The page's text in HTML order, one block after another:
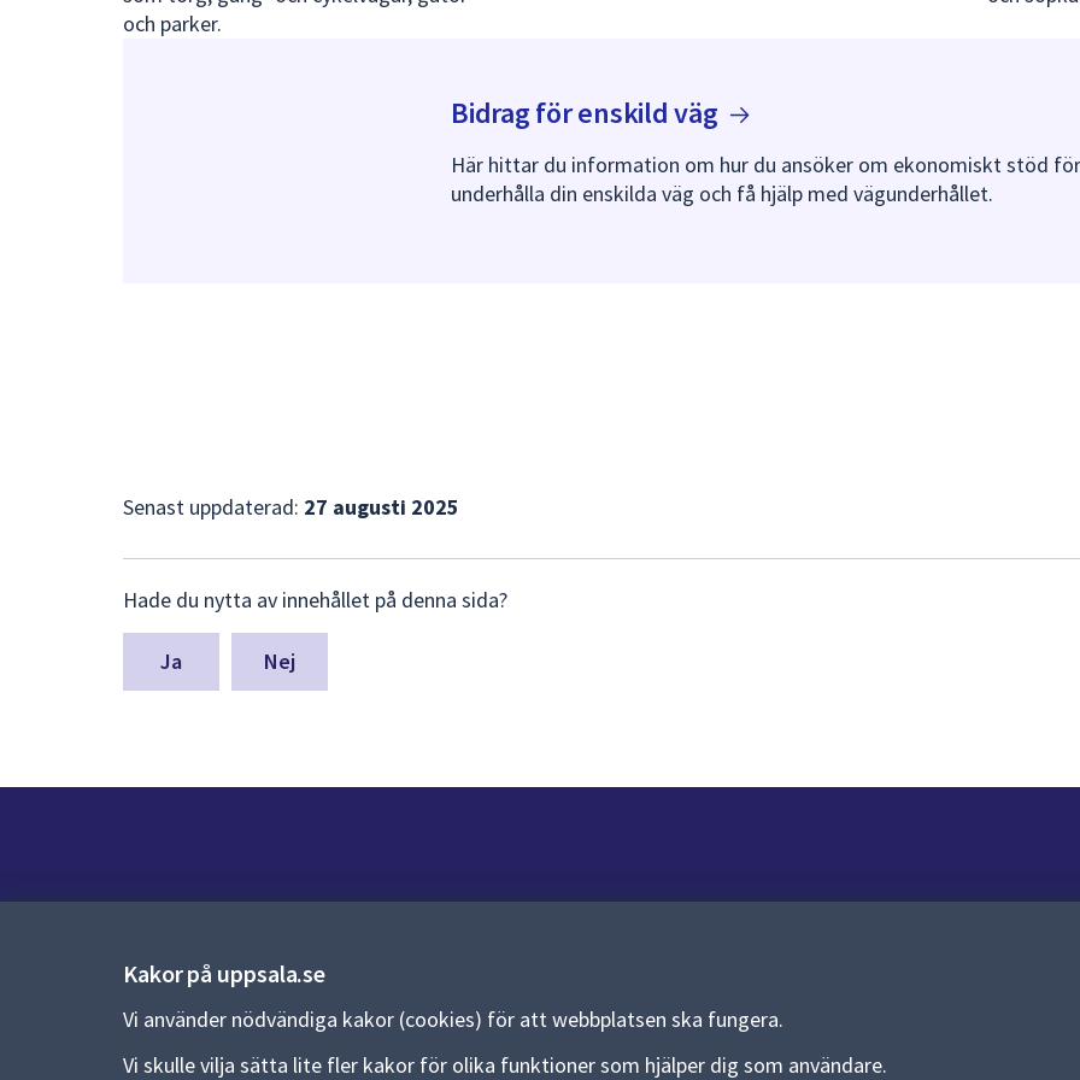
Kakor på uppsala.se
Vi använder nödvändiga kakor (cookies) för att webbplatsen ska fungera.
Vi skulle vilja sätta lite fler kakor för olika funktioner som hjälper dig som användare.
och parker.
Bidrag för enskildväg
Här hittar du information om hur du ansöker om ekonomiskt stöd
underhålla din enskilda väg och få hjälp med vägunderhållet.
Senast uppdaterad: 27 augusti 2025
synpunkter
för
denna
Hade du nytta av innehållet på denna sida?
Nej
Kontaktcenter:018-727 00 00
E-post:uppsala.kommun@uppsala.se
Fler kontaktvägar
Allmänna handlingar och diarium
Behandling av personuppgifter